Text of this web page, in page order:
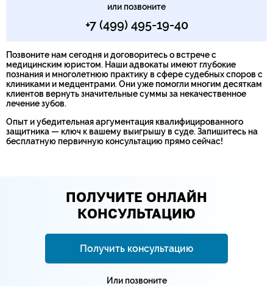
или позвоните
+7 (499) 495-19-40
Позвоните нам сегодня и договоритесь о встрече с
медицинским юристом. Наши адвокаты имеют глубокие
познания и многолетнюю практику в сфере судебных споров с
клиниками и медцентрами. Они уже помогли многим десяткам
клиентов вернуть значительные суммы за некачественное
лечение зубов.
Опыт и убедительная аргументация квалифицированного
защитника — ключ к вашему выигрышу в суде. Запишитесь на
бесплатную первичную консультацию прямо сейчас!
ПОЛУЧИТЕ ОНЛАЙН
КОНСУЛЬТАЦИЮ
Получить консультацию
Или позвоните